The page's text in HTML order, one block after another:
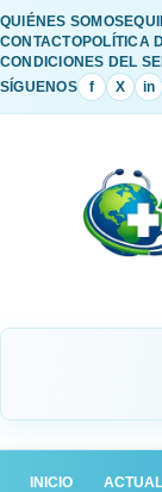
QUIÉNES SOMOS
CONTACTOPOLÍTICA
CONDICIONES DEL
SÍGUENOS
f X in
INICIO